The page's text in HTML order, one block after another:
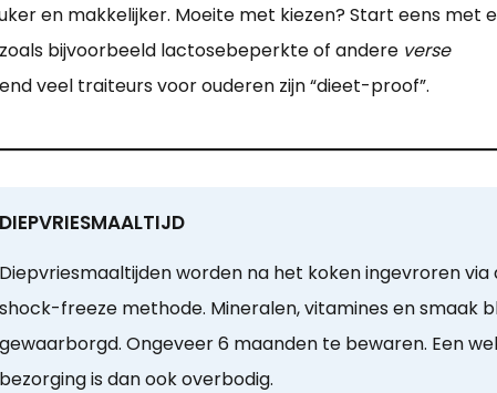
en makkelijker. Moeite met kiezen? Start eens met
bijvoorbeeld lactosebeperkte of andere verse
veel traiteurs voor ouderen zijn “dieet-proof”.
DIEPVRIESMAALTIJD
Diepvriesmaaltijden worden na het koken ingevroren via
shock-freeze methode. Mineralen, vitamines en smaak
gewaarborgd. Ongeveer 6 maanden te bewaren. Een
bezorging is dan ook overbodig.